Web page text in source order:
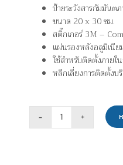
ป้ายระวังสารกัมมันต
ขนาด 20 x 30 ซม.
สติ๊กเกอร์ 3M –
แผ่นรองหลังอลูมิเนี
ใช้สำหรับติดตั้งภายใ
หลีกเลี่ยงการติดตั้งบ
จำนวน